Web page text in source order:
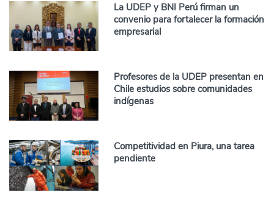
La UDEP y BNI Perú firman un
convenio para fortalecer la formación
empresarial
Profesores de la UDEP presentan en
Chile estudios sobre comunidades
indígenas
Competitividad en Piura, una tarea
pendiente